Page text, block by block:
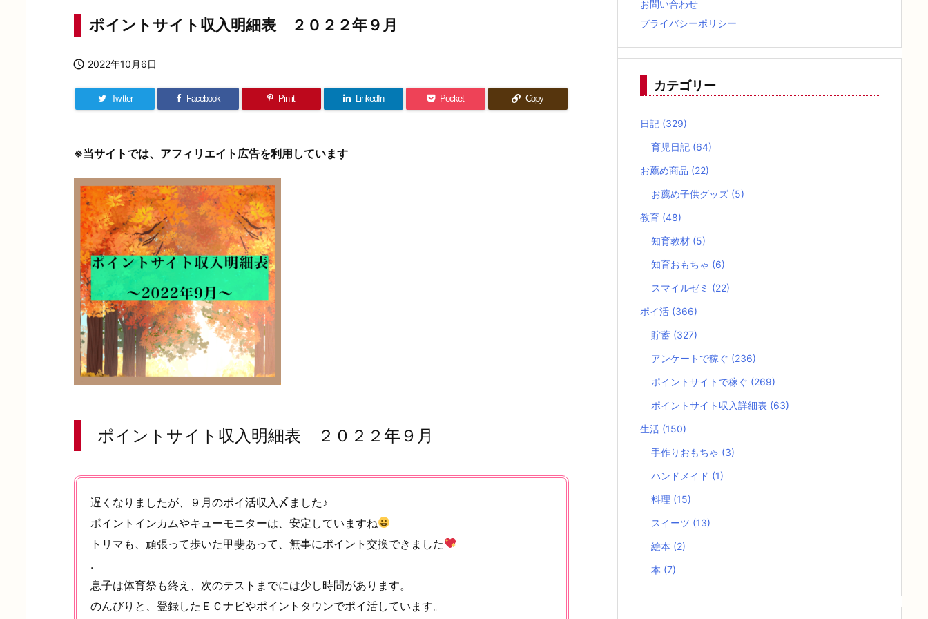
ポイントサイト収入明細表 ２０２２年９月
 2022年10月6日
Twitter Facebook Pin it LinkedIn Pocket Copy
※当サイトでは、アフィリエイト広告を利用しています
ポイントサイト収入明細表 ２０２２年９月
遅くなりましたが、９月のポイ活収入〆ました♪
ポイントインカムやキューモニターは、安定していますね
トリマも、頑張って歩いた甲斐あって、無事にポイント交換できました
.
息子は体育祭も終え、次のテストまでには少し時間があります。
のんびりと、登録したＥＣナビやポイントタウンでポイ活しています。
お問い合わせ
プライバシーポリシー
カテゴリー
日記 (329)
育児日記 (64)
お薦め商品 (22)
お薦め子供グッズ (5)
教育 (48)
知育教材 (5)
知育おもちゃ (6)
スマイルゼミ (22)
ポイ活 (366)
貯蓄 (327)
アンケートで稼ぐ (236)
ポイントサイトで稼ぐ (269)
ポイントサイト収入詳細表 (63)
生活 (150)
手作りおもちゃ (3)
ハンドメイド (1)
料理 (15)
スイーツ (13)
絵本 (2)
本 (7)